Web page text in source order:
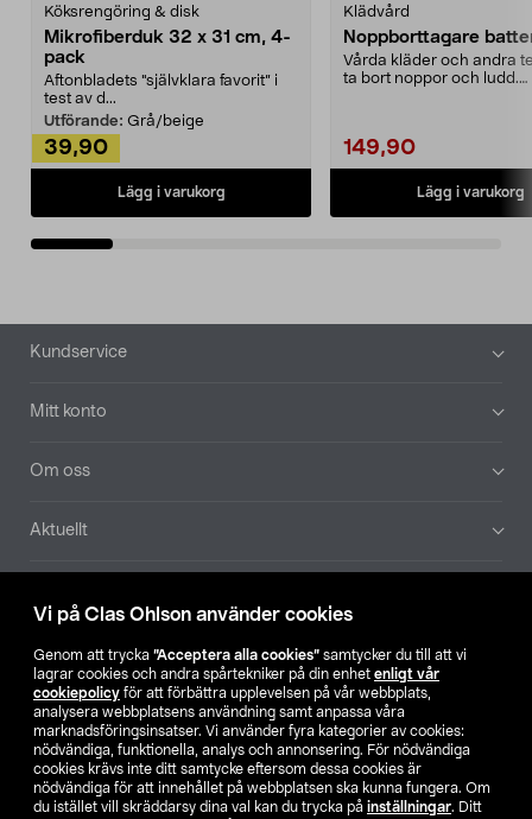
Vi på Clas Ohlson använder cookies
Genom att trycka ”Acceptera alla cookies” samtycker du till att vi
lagrar cookies och andra spårtekniker på din enhet enligt vår
cookiepolicy för att förbättra upplevelsen på vår webbplats,
analysera webbplatsens användning samt anpassa våra
marknadsföringsinsatser. Vi använder fyra kategorier av cookies:
nödvändiga, funktionella, analys och annonsering. För nödvändiga
cookies krävs inte ditt samtycke eftersom dessa cookies är
nödvändiga för att innehållet på webbplatsen ska kunna fungera. Om
du istället vill skräddarsy dina val kan du trycka på inställningar. Ditt
Köksrengöring & disk
Mikrofiberduk 32 x 31 cm, 4-
pack
Aftonbladets "självklara favorit” i
test av d...
Utförande: Grå/beige
39,90
Lägg i varukorg
Klädvård
Noppborttagare
Vårda kläder och andra
ta bort noppor och ludd.
149,90
Lägg i varukorg
Sidfot
Kundservice
Mitt konto
Om oss
Aktuellt
Hitta butik
SE NO FI